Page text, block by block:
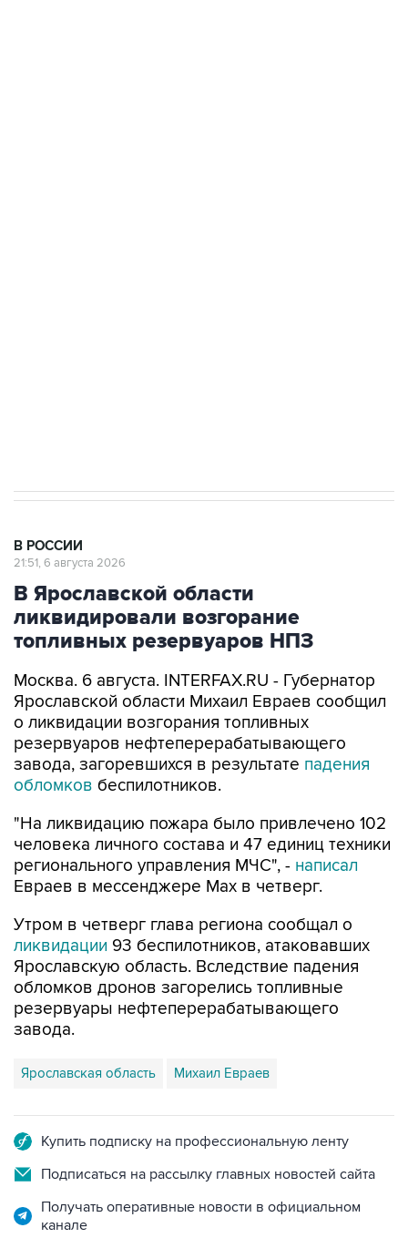
В РОССИИ
21:51, 6 августа 2026
В Ярославской области
ликвидировали возгорание
топливных резервуаров НПЗ
Москва. 6 августа. INTERFAX.RU - Губернатор
Ярославской области Михаил Евраев сообщил
о ликвидации возгорания топливных
резервуаров нефтеперерабатывающего
завода, загоревшихся в результате падения
обломков беспилотников.
"На ликвидацию пожара было привлечено 102
человека личного состава и 47 единиц техники
регионального управления МЧС", - написал
Евраев в мессенджере Мах в четверг.
Утром в четверг глава региона сообщал о
ликвидации 93 беспилотников, атаковавших
Ярославскую область. Вследствие падения
обломков дронов загорелись топливные
резервуары нефтеперерабатывающего
завода.
Ярославская область Михаил Евраев
Купить подписку на профессиональную ленту
Подписаться на рассылку главных новостей сайта
Получать оперативные новости в официальном
канале